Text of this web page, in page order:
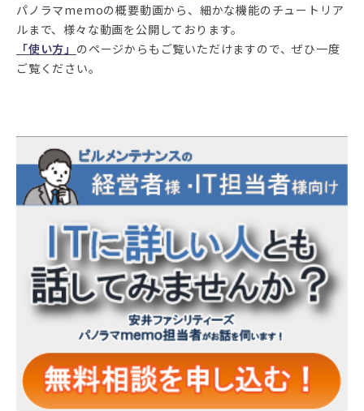
パノラマmemoの概要動画から、細かな機能のチュートリア
ルまで、様々な動画を公開しております。
「使い方」 のページからもご覧いただけますので、ぜひ一度
ご覧ください。